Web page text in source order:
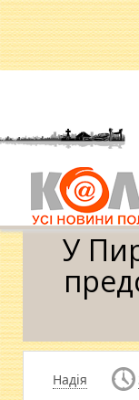
Головна »
побував
У
Надія